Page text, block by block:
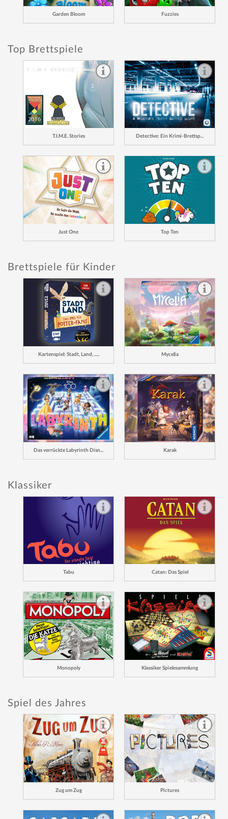
Garden Bloom Fuzzies
Top Brettspiele
T.I.M.E. Stories Detective: Ein Krimi-Brettsp...
Just One Top Ten
Brettspiele für Kinder
Kartenspiel: Stadt, Land, ..... Mycelia
Das verrückte Labyrinth Disn... Karak
Klassiker
Tabu Catan: Das Spiel
Monopoly Klassiker Spielesammlung
Spiel des Jahres
Zug um Zug Pictures